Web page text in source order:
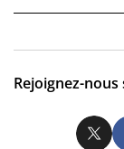
Rejoignez-